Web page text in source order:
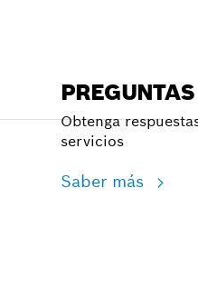
Obtenga
servicios
Saber más